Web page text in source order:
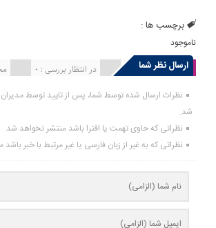
برچسب ها :
ناموجود
ارسال نظر شما در انتظار بررسی : 0 انتشار یافته : 0
نظرات ارسال شده توسط شما، پس از تایید توسط
شد.
نظراتی که حاوی تهمت یا افترا باشد منتشر نخواهد شد.
نظراتی که به غیر از زبان فارسی یا غیر مرتبط با خبر